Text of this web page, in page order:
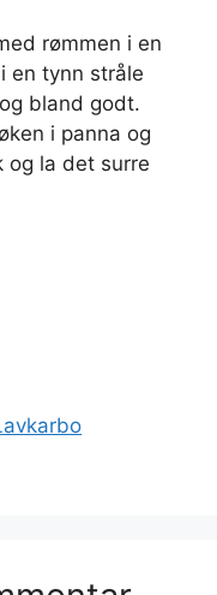
rømmen i en
en tynn stråle
bland godt.
i panna og
og la det surre